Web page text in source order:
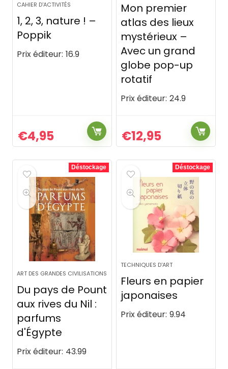
CAHIER D'ACTIVITÉS
1, 2, 3, nature ! –
Poppik
Prix éditeur: 16.9
€4,95
Mon premier
atlas des lieux
mystérieux –
Avec un grand
globe pop-up
rotatif
Prix éditeur: 24.9
€12,95
Déstockage
ART DES GRANDES CIVILISATIONS
Du pays de Pount
aux rives du Nil :
parfums
d'Égypte
Prix éditeur: 43.99
Déstockage
TECHNIQUES D'ART
Fleurs en papier
japonaises
Prix éditeur: 9.94